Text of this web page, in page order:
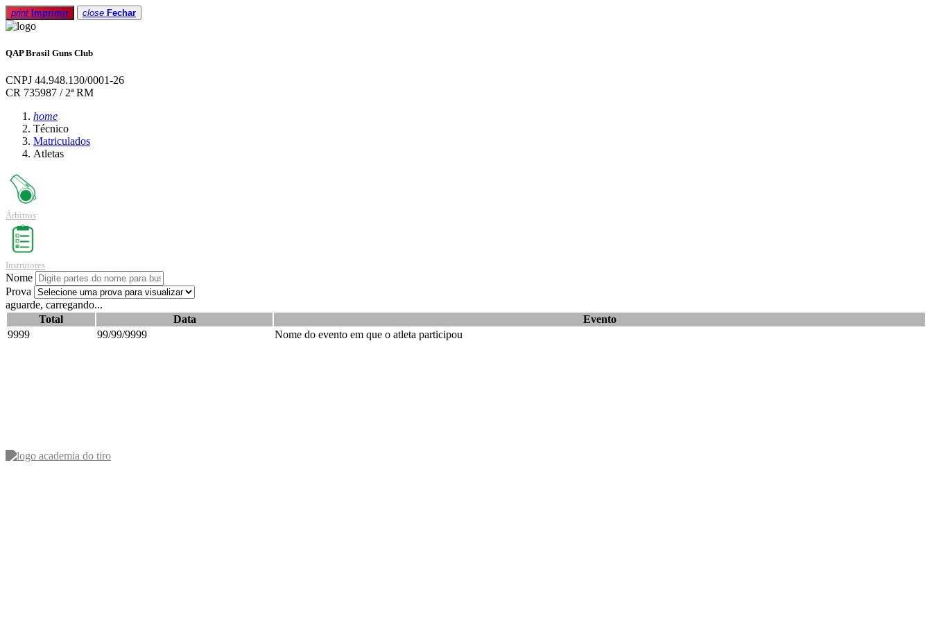
print Imprimir close Fechar
QAP Brasil Guns Club
CNPJ 44.948.130/0001-26
CR 735987 / 2ª RM
home
Técnico
Matriculados
Atletas
Árbitros
Instrutores
Nome
Prova
aguarde, carregando...
Total
Data
Evento
9999
99/99/9999 Nome do evento em que o atleta participou